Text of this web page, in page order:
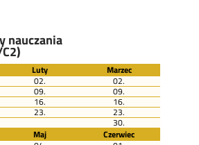
nauczania
Luty
Marzec
02. 02.
09. 09.
16. 16.
23. 23.
30.
Maj
Czerwiec